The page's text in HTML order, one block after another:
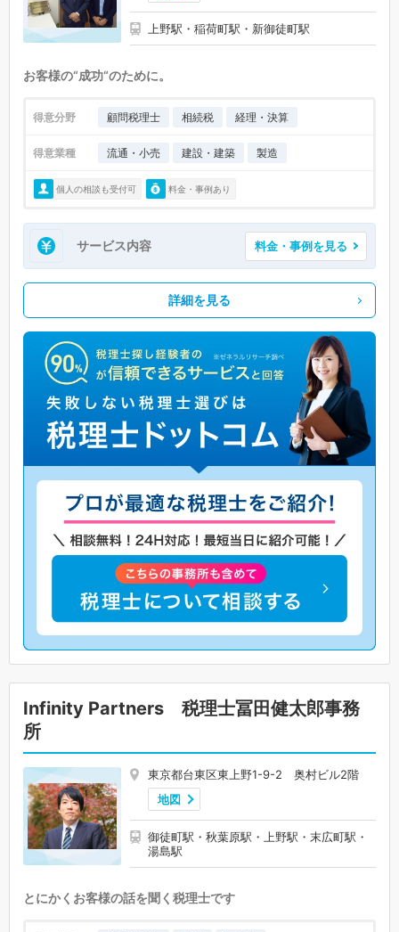
上野駅・稲荷町駅・新御徒町駅
お客様の“成功“のために。
得意分野 顧問税理士 相続税 経理・決算
得意業種 流通・小売 建設・建築 製造
個人の相談も受付可 料金・事例あり
サービス内容 料金・事例を見る
詳細を見る
Infinity Partners 税理士冨田健太郎事務
所
東京都台東区東上野1-9-2 奥村ビル2階
地図
御徒町駅・秋葉原駅・上野駅・末広町駅・
湯島駅
とにかくお客様の話を聞く税理士です